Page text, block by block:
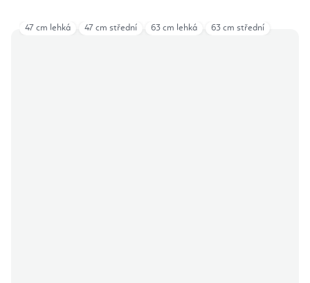
47 cm lehká 47 cm střední 63 cm lehká 63 cm střední